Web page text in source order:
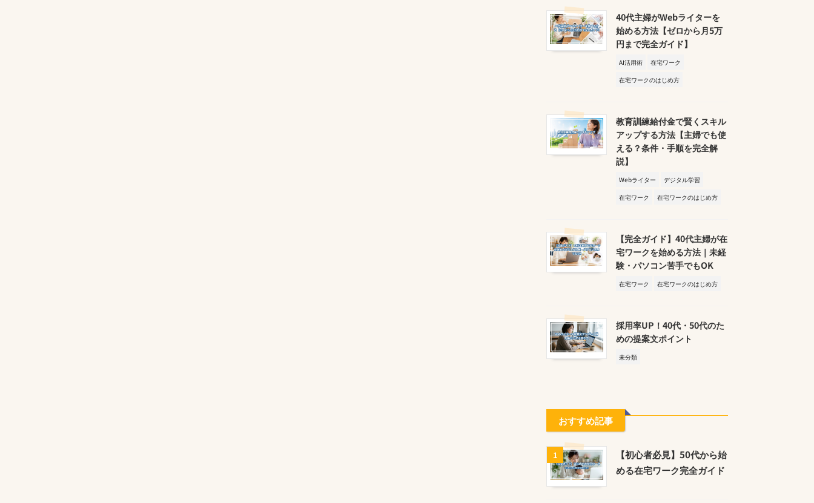
40代主婦がWebライターを
始める方法【ゼロから月5万
円まで完全ガイド】
AI活用術
在宅ワーク
在宅ワークのはじめ方
教育訓練給付金で賢くスキル
アップする方法【主婦でも使
える？条件・手順を完全解
説】
Webライター
デジタル学習
在宅ワーク
在宅ワークのはじめ方
【完全ガイド】40代主婦が在
宅ワークを始める方法｜未経
験・パソコン苦手でもOK
在宅ワーク 在宅ワークのはじめ方
採用率UP！40代・50代のた
めの提案文ポイント
未分類
おすすめ記事
1
【初心者必見】50代から始
める在宅ワーク完全ガイド